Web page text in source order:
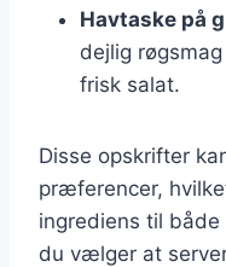
Havtaske på
dejlig
frisk salat.
Disse opskrifter
præferencer,
ingrediens til
du vælger at